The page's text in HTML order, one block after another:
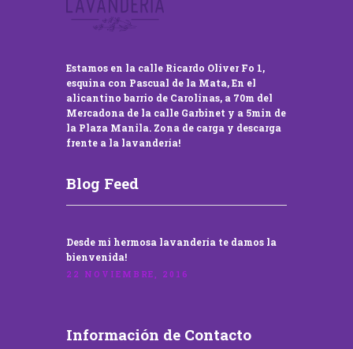
Estamos en la calle Ricardo Oliver Fo 1,
esquina con Pascual de la Mata, En el
alicantino barrio de Carolinas, a 70m del
Mercadona de la calle Garbinet y a 5min de
la Plaza Manila. Zona de carga y descarga
frente a la lavandería!
Blog Feed
Desde mi hermosa lavandería te damos la
bienvenida!
22 NOVIEMBRE, 2016
Información de Contacto